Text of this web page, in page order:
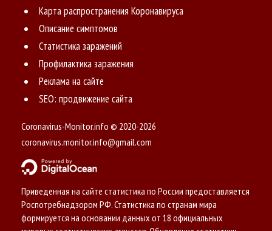
Карта распространения Коронавируса
Описание симптомов
Статистика заражений
Профилактика заражения
Реклама на сайте
SEO: продвижение сайта
Coronavirus-Monitor.info © 2020-2026
coronavirus.monitor.info@gmail.com
Приведенная на сайте статистика по России предоставляется
Роспотребнадзором РФ. Статистика по странам мира
формируется на основании данных от 18 официальных